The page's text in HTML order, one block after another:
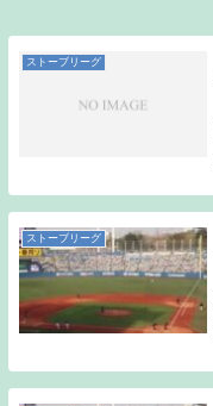
ストーブリーグ
ストーブリーグ